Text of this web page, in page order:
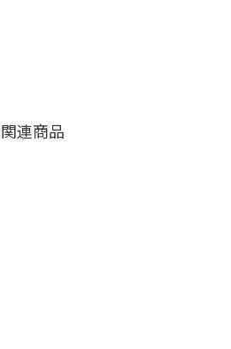
関連商品